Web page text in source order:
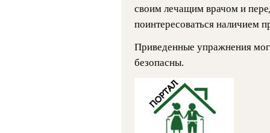
своим лечащим врачом и
поинтересоваться наличием
Приведенные упражнения
безопасны.